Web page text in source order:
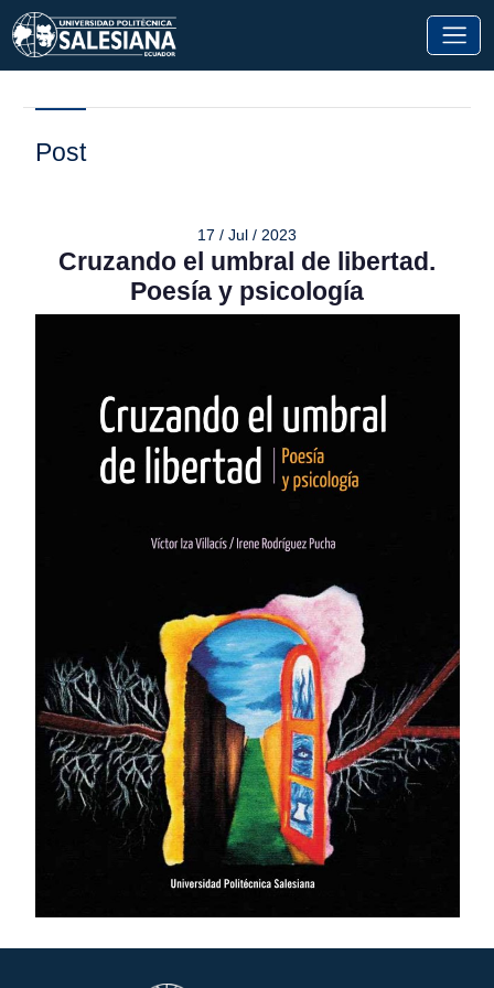
Post
17 / Jul / 2023
Cruzando el umbral de libertad.
Poesía y psicología
ASISTENTE UPS
en este sitio.